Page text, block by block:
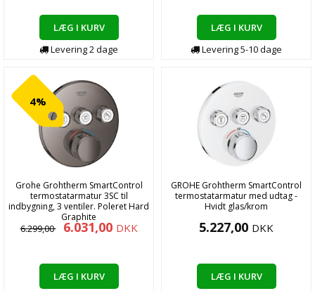
LÆG I KURV
Levering2dage
LÆG I KURV
Levering5-10dage
4%
Grohe Grohtherm SmartControl
termostatarmatur 3SC til
indbygning, 3 ventiler. Poleret Hard
Graphite
6.299,00 6.031,00 DKK
LÆG I KURV
GROHE Grohtherm SmartControl
termostatarmatur med udtag -
Hvidt glas/krom
5.227,00 DKK
LÆG I KURV